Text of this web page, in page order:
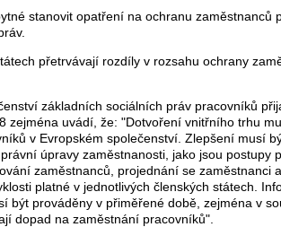
stanovit opatření na ochranu zaměstnanců
přetrvávají rozdíly v rozsahu ochrany
základních sociálních práv pracovníků
zejména uvádí, že: "Dotvoření vnitřního trhu
v Evropském společenství. Zlepšení musí
úpravy zaměstnanosti, jako jsou
zaměstnanců, projednání se zaměstnanci
platné v jednotlivých členských státech.
být prováděny v přiměřené době, zejména v
dopad na zaměstnání pracovníků".